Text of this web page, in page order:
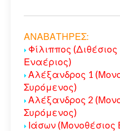
ΑΝΑΒΑΤΗΡΕΣ:
Φίλιππος (Διθέσιος
Εναέριος)
Αλέξανδρος 1
Συρόμενος)
Αλέξανδρος 2
Συρόμενος)
Ιάσων (Μονοθέσιος